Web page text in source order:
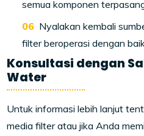
semua komponen
Nyalakan kembali
filter beroperasi dengan
Konsultasi dengan
Water
Untuk informasi lebih lanjut
media filter atau jika Anda